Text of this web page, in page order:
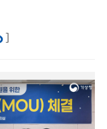
해 많은 비가 내려
기상 시 자연재해 발